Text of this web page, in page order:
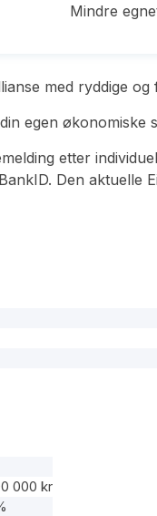
Mindre
med ryddige
egen økonomiske
etter
Den
000 kr